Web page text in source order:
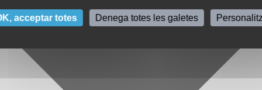
acceptar totes Denega totes les galetes